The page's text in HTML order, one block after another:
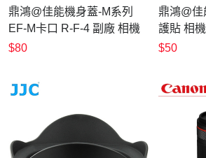
鼎鴻@佳能機身蓋-M系列
EF-M卡口 R-F-4 副廠 相機
機身蓋 canon 鏡頭後蓋
$80
鼎鴻@
護貼 相
刮/防汙
$50